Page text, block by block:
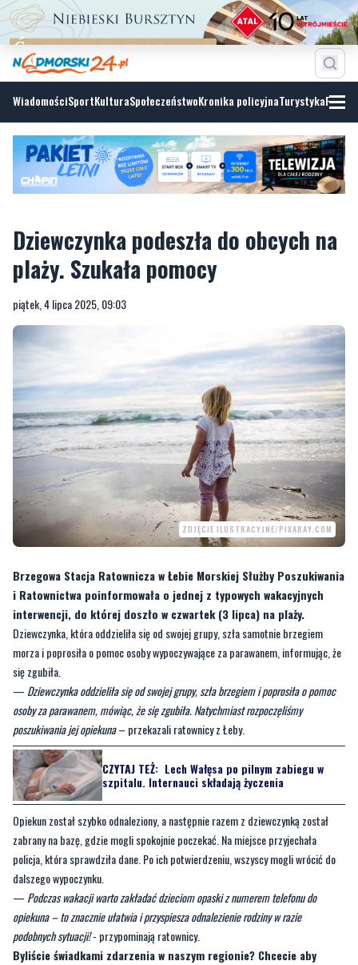
WiadomościSportKulturaSpołeczeństwoKronika policyjnaTurystyka
Dziewczynka podeszła do obcych na
plaży. Szukała pomocy
piątek, 4 lipca 2025, 09:03
ZDJĘCIE ILUSTRACYJNE/PIXABAY.COM
Brzegowa Stacja Ratownicza w Łebie Morskiej Służby Poszukiwania
i Ratownictwa poinformowała o jednej z typowych wakacyjnych
interwencji, do której doszło w czwartek (3 lipca) na plaży.
Dziewczynka, która oddzieliła się od swojej grupy, szła samotnie brzegiem
morza i poprosiła o pomoc osoby wypoczywające za parawanem, informując, że
się zgubiła.
— Dziewczynka oddzieliła się od swojej grupy, szła brzegiem i poprosiła o pomoc
osoby za parawanem, mówiąc, że się zgubiła. Natychmiast rozpoczęliśmy
poszukiwania jej opiekuna– przekazali ratownicy z Łeby.
CZYTAJ TEŻ: Lech Wałęsa po pilnym zabiegu w
szpitalu. Internauci składają życzenia
Opiekun został szybko odnaleziony, a następnie razem z dziewczynką został
zabrany na bazę, gdzie mogli spokojnie poczekać. Na miejsce przyjechała
policja, która sprawdziła dane. Po ich potwierdzeniu, wszyscy mogli wrócić do
dalszego wypoczynku.
— Podczas wakacji warto zakładać dzieciom opaski z numerem telefonu do
opiekuna – to znacznie ułatwia i przyspiesza odnalezienie rodziny w razie
podobnych sytuacji!- przypominają ratownicy.
Byliście świadkami zdarzenia w naszym regionie? Chcecie aby